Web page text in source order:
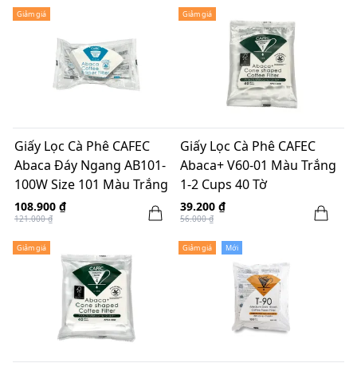
Giảm giá
Giấy Lọc Cà Phê CAFEC
Abaca Đáy Ngang AB101-
100W Size 101 Màu Trắng
1-2 Cups 100 Tờ
108.900 ₫
121.000 ₫
Giảm giá
Giấy Lọc Cà Phê CAFEC
Abaca+ V60-01 Màu Trắng
1-2 Cups 40 Tờ
39.200 ₫
56.000 ₫
Giảm giá Giảm giá Mới